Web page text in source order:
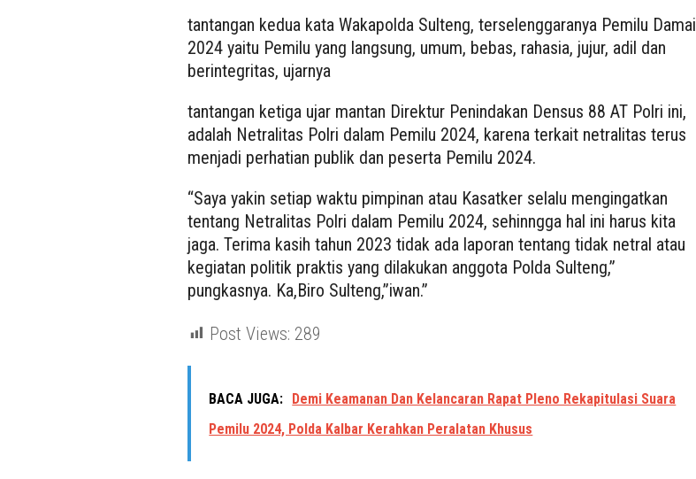
tantangan kedua kata Wakapolda Sulteng, terselenggaranya Pemilu Damai
2024 yaitu Pemilu yang langsung, umum, bebas, rahasia, jujur, adil dan
berintegritas, ujarnya
tantangan ketiga ujar mantan Direktur Penindakan Densus 88 AT Polri ini,
adalah Netralitas Polri dalam Pemilu 2024, karena terkait netralitas terus
menjadi perhatian publik dan peserta Pemilu 2024.
“Saya yakin setiap waktu pimpinan atau Kasatker selalu mengingatkan
tentang Netralitas Polri dalam Pemilu 2024, sehinngga hal ini harus kita
jaga. Terima kasih tahun 2023 tidak ada laporan tentang tidak netral atau
kegiatan politik praktis yang dilakukan anggota Polda Sulteng,”
pungkasnya. Ka,Biro Sulteng,”iwan.”
Post Views: 289
BACA JUGA: Demi Keamanan Dan Kelancaran Rapat Pleno Rekapitulasi Suara
Pemilu 2024, Polda Kalbar Kerahkan Peralatan Khusus